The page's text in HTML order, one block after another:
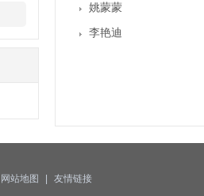
姚蒙蒙
李艳迪
网站地图 友情链接